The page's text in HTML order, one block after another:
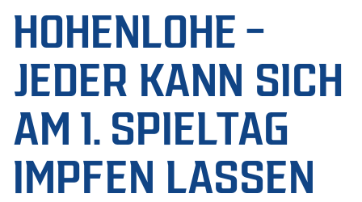
HOHENLOHE –
JEDER KANN SICH
AM 1. SPIELTAG
IMPFEN LASSEN